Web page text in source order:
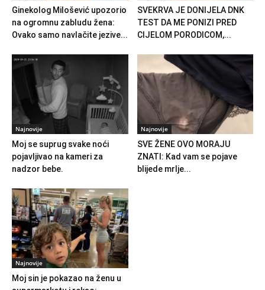
Ginekolog Milošević upozorio
na ogromnu zabludu žena:
Ovako samo navlačite jezive...
SVEKRVA JE DONIJELA DNK
TEST DA ME PONIZI PRED
CIJELOM PORODICOM,...
Najnovije
Moj se suprug svake noći
pojavljivao na kameri za
nadzor bebe.
Najnovije
SVE ŽENE OVO MORAJU
ZNATI: Kad vam se pojave
blijede mrlje...
Najnovije
Moj sin je pokazao na ženu u